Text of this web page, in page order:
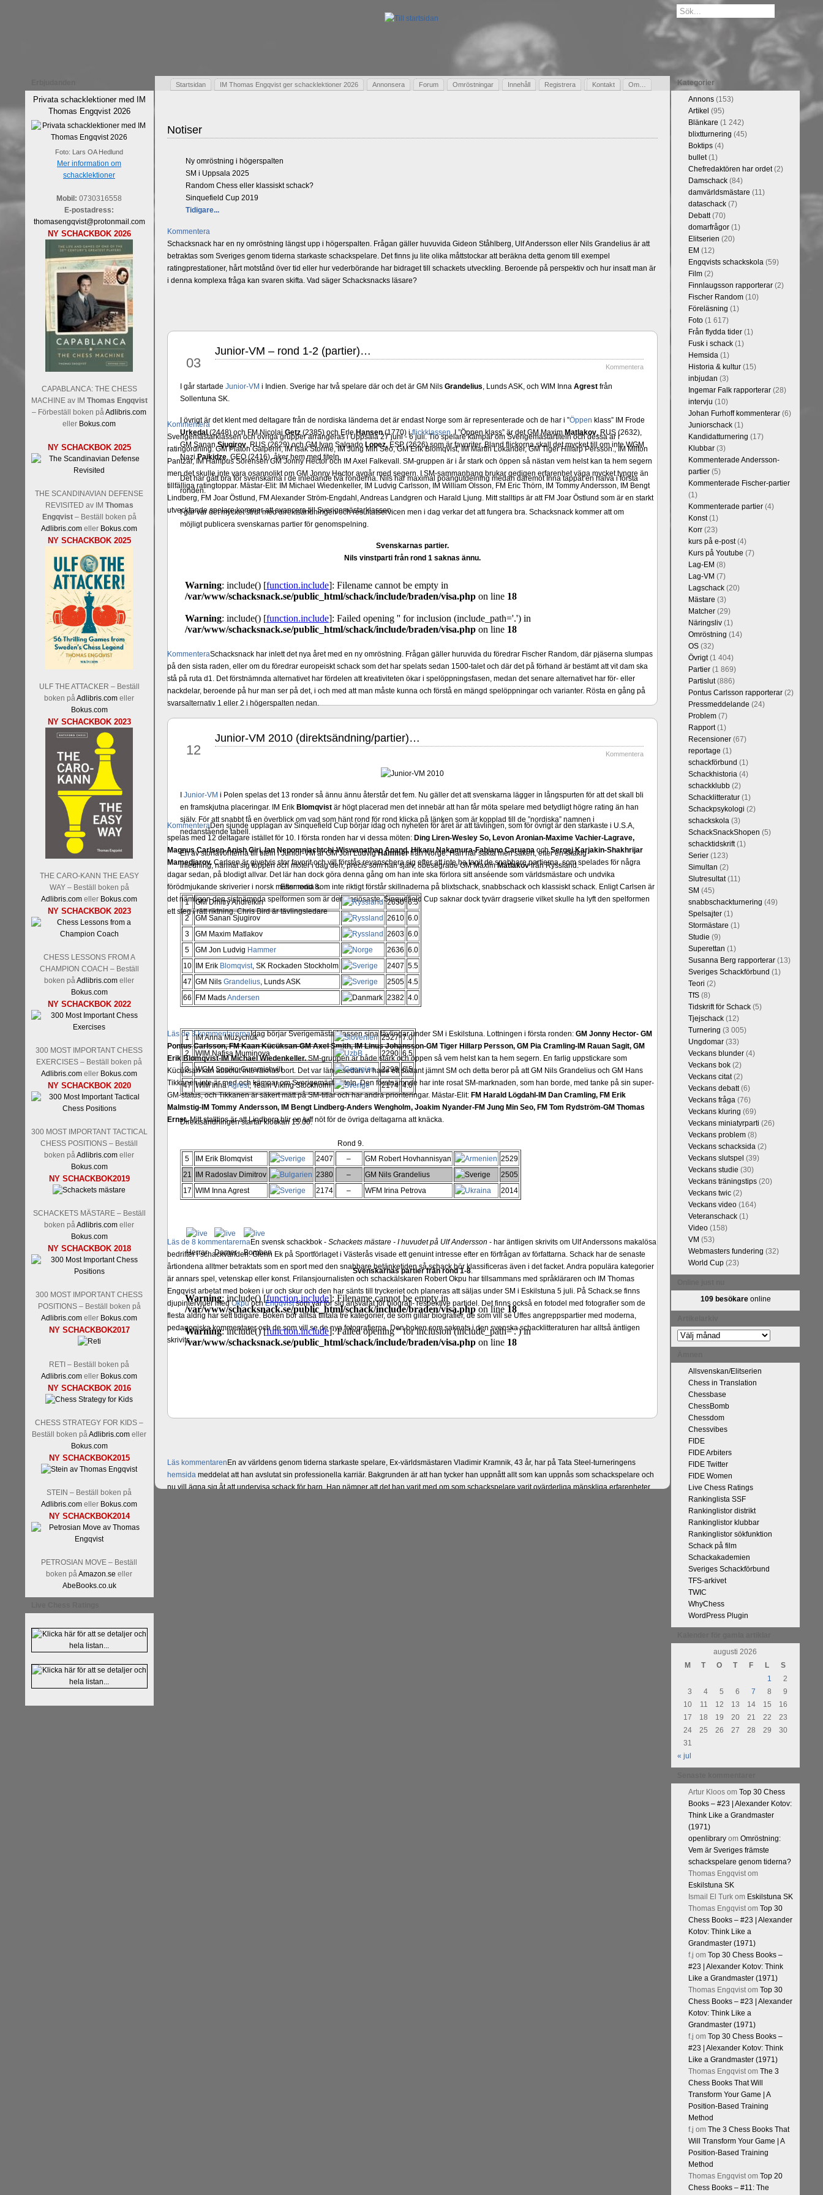
Privata schacklektioner med IM
Thomas Engqvist 2026
Foto: Lars OA Hedlund
Mer information om
schacklektioner
Mobil: 0730316558
E-postadress:
thomasengqvist@protonmail.com
NY SCHACKBOK 2026
CAPABLANCA: THE CHESS
MACHINE av IM Thomas Engqvist
– Förbeställ boken påAdlibris.com
eller Bokus.com
NY SCHACKBOK 2025
THE SCANDINAVIAN DEFENSE
REVISITED av IM Thomas
Engqvist– Beställ boken på
Adlibris.com eller Bokus.com
NY SCHACKBOK 2025
ULF THE ATTACKER – Beställ
boken påAdlibris.com eller
Bokus.com
NY SCHACKBOK 2023
THE CARO-KANN THE EASY
WAY – Beställ boken på
Adlibris.com eller Bokus.com
NY SCHACKBOK 2023
CHESS LESSONS FROM A
CHAMPION COACH – Beställ
boken påAdlibris.com eller
Bokus.com
NY SCHACKBOK 2022
300 MOST IMPORTANT CHESS
EXERCISES – Beställ boken på
Adlibris.com eller Bokus.com
NY SCHACKBOK 2020
300 MOST IMPORTANT TACTICAL
CHESS POSITIONS – Beställ
boken påAdlibris.com eller
Bokus.com
NY SCHACKBOK2019
SCHACKETS MÄSTARE – Beställ
boken påAdlibris.com eller
Bokus.com
NY SCHACKBOK 2018
300 MOST IMPORTANT CHESS
POSITIONS – Beställ boken på
Adlibris.com eller Bokus.com
NY SCHACKBOK2017
RETI – Beställ boken på
Adlibris.com eller Bokus.com
NY SCHACKBOK 2016
CHESS STRATEGY FOR KIDS –
Beställ boken påAdlibris.com eller
Bokus.com
NY SCHACKBOK2015
STEIN – Beställ boken på
Adlibris.com eller Bokus.com
NY SCHACKBOK2014
PETROSIAN MOVE – Beställ
boken påAmazon.se eller
AbeBooks.co.uk
Startsidan IM Thomas Engqvist ger schacklektioner 2026 Annonsera Forum Omröstningar Innehåll Registrera Kontakt Om…
Gästbok
Notiser
Ny omröstning i högerspalten
SM i Uppsala 2025
Random Chess eller klassiskt schack?
Sinquefield Cup 2019
Tidigare...
Kommentera
Schacksnack har en ny omröstning längst upp i högerspalten. Frågan gäller huvuvida Gideon Ståhlberg, Ulf Andersson eller Nils Grandelius är att
betraktas som Sveriges genom tiderna starkaste schackspelare. Det finns ju lite olika måttstockar att beräkna detta genom till exempel
ratingprestationer, hårt motstånd över tid eller hur vederbörande har bidraget till schackets utveckling. Beroende på perspektiv och hur insatt man är
i denna komplexa fråga kan svaren skifta. Vad säger Schacksnacks läsare?
Kommentera
Sverigemästarklassen och övriga grupper arrangeras i Uppsala 27 juni - 6 juli. Tio spelare kämpar om Sverigemästartiteln och dessa är i
ratingordning: GM Platon Galperin, IM Isak Storme, IM Jung Min Seo, GM Erik Blomqvist, IM Martin Lokander, GM Tiger Hillarp Persson., IM Milton
Pantzar, IM Hampus Sörensen GM Jonny Hector och IM Axel Falkevall. SM-gruppen är i år stark och öppen så nästan vem helst kan ta hem segern
men det skulle inte vara osannolikt om GM Jonny Hector avgår med segern. I SM-sammanhang brukar gedigen erfarenhet väga mycket tyngre än
tillfälliga ratingtoppar. Mästar-Elit: IM Michael Wiedenkeller, IM Ludvig Carlsson, IM William Olsson, FM Eric Thörn, IM Tommy Andersson, IM Bengt
Lindberg, FM Joar Östlund, FM Alexander Ström-Engdahl, Andreas Landgren och Harald Ljung. Mitt stalltips är att FM Joar Östlund som är en starkt
utvecklande spelare kommer att avancera till Sverigemästarklassen.
KommenteraSchacksnack har inlett det nya året med en ny omröstning. Frågan gäller huruvida du föredrar Fischer Random, där pjäserna slumpas
på den sista raden, eller om du föredrar europeiskt schack som det har spelats sedan 1500-talet och där det på förhand är bestämt att vit dam ska
stå på ruta d1. Det förstnämnda alternativet har fördelen att kreativiteten ökar i spelöppningsfasen, medan det senare alternativet har för- eller
nackdelar, beroende på hur man ser på det, i och med att man måste kunna och förstå en mängd spelöppningar och varianter. Rösta en gång på
svarsalternativ 1 eller 2 i högerspalten nedan.
KommenteraDen sjunde upplagan av Sinquefield Cup börjar idag och nyheten för året är att tävlingen, som för övrigt är den starkaste i U.S.A,
spelas med 12 deltagare istället för 10. I första ronden har vi dessa möten: Ding Liren-Wesley So, Levon Aronian-Maxime Vachier-Lagrave,
Magnus Carlsen-Anish Giri, Ian Nepomniachtchi-Wiswanathan Anand, Hikaru Nakamura-Fabiano CaruanaochSergej Karjakin-Shakhrijar
Mamedjarov. Carlsen är givetvis stor favorit och vill förstås revanschera sig efter att inte ha tagit de snabbare partierna, som spelades för några
dagar sedan, på blodigt allvar. Det lär han dock göra denna gång om han inte ska förlora sitt anséende som världsmästare och undvika
förödmjukande skriverier i norsk massmedia som inte riktigt förstår skillnaderna på blixtschack, snabbschack och klassiskt schack. Enligt Carlsen är
det nämligen den sistnämnda spelformen som är den seriösaste. Sinquefield Cup saknar dock tyvärr dragserie vilket skulle ha lyft den spelformen
ett steg i rätt riktning. Chris Bird är tävlingsledare
Läs de 3 kommentarernaIdag börjar Sverigemästarklassen sina tävlingar under SM i Eskilstuna. Lottningen i första ronden: GM Jonny Hector- GM
Pontus Carlsson, FM Kaan Kücüksan-GM Axel Smith, IM Linus Johansson-GM Tiger Hillarp Persson, GM Pia Cramling-IM Rauan Sagit, GM
Erik Blomqvist-IM Michael Wiedenkeller.SM-gruppen är både stark och öppen så vem helst kan ta hem segern. En farlig uppstickare som
Kücüksan kan absolut inte räknas bort. Det var längesedan vi hade ett sådant jämnt SM och detta beror på att GM Nils Grandelius och GM Hans
Tikkanen inte är med och kämpar om Sverigemästartiteln. Den förstnämnde har inte rosat SM-marknaden, som han borde, med tanke på sin super-
GM-status, och Tikkanen är säkert mätt på SM-titlar och har andra prioriteringar. Mästar-Elit: FM Harald Lögdahl-IM Dan Cramling, FM Erik
Malmstig-IM Tommy Andersson, IM Bengt Lindberg-Anders Wengholm, Joakim Nyander-FM Jung Min Seo, FM Tom Rydström-GM Thomas
Ernst.Mitt stalltips är att Lindberg blir en tuff nöt för de övriga deltagarna att knäcka.
Läs de 8 kommentarernaEn svensk schackbok - Schackets mästare - I huvudet på Ulf Andersson - har äntligen skrivits om Ulf Anderssons makalösa
bedrifter i schackvärlden. Glenn Ek på Sportförlaget i Västerås visade ett genuint intresse efter en förfrågan av författarna. Schack har de senaste
årtiondena alltmer betraktats som en sport med den snabbare betänketiden så schack bör klassificeras även i det facket. Andra populära kategorier
är annars spel, vetenskap eller konst. Frilansjournalisten och schackälskaren Robert Okpu har tillsammans med språkläraren och IM Thomas
Engqvist arbetat med boken i ur och skur och den har sänts till tryckeriet och planeras att säljas under SM i Eskilstuna 5 juli. På Schack.se finns
djupintervjuer medOkpuochEngqvistsom var för sig ansvarat för biografi- respektive partidel. Det finns också en fotodel med fotografier som de
flesta aldrig har sett tidigare. Boken bör alltså tilltala tre kategorier, de som gillar biografier, de som vill se Uffes angreppspartier med moderna,
pedagogiska kommentarer och de som vill se de nya fotografierna. Den boken som saknats i den svenska schacklitteraturen har alltså äntligen
skrivits....
Läs kommentaren En av världens genom tiderna starkaste spelare, Ex-världsmästaren Vladimir Kramnik, 43 år, har på Tata Steel-turneringens
hemsidameddelat att han avslutat sin professionella karriär. Bakgrunden är att han tycker han uppnått allt som kan uppnås som schackspelare och
nu vill ägna sig åt att undervisa schack för barn. Han nämner att det han varit med om som schackspelare varit ovärderliga mänskliga erfarenheter.
03
Junior-VM – rond 1-2 (partier)…
Kommentera
I går startade Junior-VM i Indien. Sverige har två spelare där och det är GM Nils Grandelius, Lunds ASK, och WIM Inna Agrestfrån
Sollentuna SK.
I övrigt är det klent med deltagare från de nordiska länderna det är endast Norge som är representerade och de har i ”Öppen klass” IM Frode
Urkedal (2448) och FM Nicolai Getz (2385) och Erle Hansen(1770) iflickklassen. I ”Öppen klass” är det GM Maxim Matlakov, RUS (2632),
GM SananSjugirov, RUS (2629) och GM Ivan Salgado Lopez,ESP (2626) som är favoriter. Bland flickorna skall det mycket till om inte WGM
NaziPaikidze, GEO (2416), åker hem med titeln.
Det har gått bra för svenskarna i de inledande två ronderna. Nils har maximal poängutdelning medan däremot Inna tappat en halva i första
ronden.
I går var det mycket strul med direktsändningen och resultatservicen men i dag verkar det att fungera bra. Schacksnack kommer att om
möjligt publicera svenskarnas partier för genomspelning.
Svenskarnas partier.
Nils vinstparti från rond 1 saknas ännu.
12
Junior-VM 2010 (direktsändning/partier)…
Kommentera
Junior-VM i Polen spelas det 13 ronder så ännu ännu återstår det fem. Nu gäller det att svenskarna lägger in långspurten för att det skall bli
en framskjutna placeringar. IM Erik Blomqvistär högt placerad men det innebär att han får möta spelare med betydligt högre rating än han
själv. För att snabbt få en överblick om vad som hänt rond för rond klicka på länken som är kopplad till de ”nordiska” namnen i
nedanstående tabell.
En av storfavoriterna till titeln i Junior-VM är GM Jon LudvigHammerfrån Norge. Han har sakta men säkert, efter en skakig
inledning, närmat sig toppen och möter i dag den, precis som han själv, obesegrade GM MaximMatlakovfrån Ryssland.
Efter rond 8.
1
GM Dmitry Andreikin 2650 6.5
2
GM Sanan Sjugirov 2610 6.0
3
GM Maxim Matlakov 2603 6.0
5
GM Jon Ludvig Hammer 2636 6.0
10
IM Erik Blomqvist, SK Rockaden Stockholm 2407 5.5
47 GM Nils Grandelius, Lunds ASK 2505 4.5
66
FM MadsAndersen 2382 4.0
1 IM Anna Muzychuk 2527 7.0
2
WIM Nafisa Muminova 2290 6.5
3
WGM Sopiko Guramishvill 2298 6.5
47 WIM InnaAgrest, Team Viking Stockholm 2174 4.0
Direktsändningen startar klockan 15.00.
Rond 9.
5
IM Erik Blomqvist 2407 – GM Robert Hovhannisyan
2529
21
IM Radoslav Dimitrov 2380 – GM Nils Grandelius
2505
17 WIM Inna Agrest 2174 – WFM Irina Petrova 2014
Herrar Damer Bomben
Svenskarnas partier från rond 1-8.
Kategorier
Annons(153)
Artikel (95)
Blänkare (1 242)
blixtturnering (45)
Boktips(4)
bullet(1)
Chefredaktören har ordet(2)
Damschack(84)
damvärldsmästare (11)
dataschack(7)
Debatt(70)
domarfrågor(1)
Elitserien (20)
EM (12)
Engqvists schackskola(59)
Film(2)
Finnlaugsson rapporterar(2)
Fischer Random(10)
Föreläsning (1)
Foto(1 617)
Från flydda tider(1)
Fusk i schack(1)
Hemsida(1)
Historia & kultur(15)
inbjudan (3)
Ingemar Falk rapporterar(28)
intervju (10)
Johan Furhoff kommenterar(6)
Juniorschack(1)
Kandidatturnering (17)
Klubbar(3)
Kommenterade Andersson-
partier(5)
Kommenterade Fischer-partier
(1)
Kommenterade partier(4)
Konst(1)
Korr(23)
kurs på e-post(4)
Kurs på Youtube (7)
Lag-EM (8)
Lag-VM (7)
Lagschack(20)
Mästare (3)
Matcher(29)
Näringsliv(1)
Omröstning (14)
OS(32)
Övrigt(1 404)
Partier(1 869)
Partislut(886)
Pontus Carlsson rapporterar(2)
Pressmeddelande (24)
Problem(7)
Rapport(1)
Recensioner(67)
reportage (1)
schackförbund (1)
Schackhistoria(4)
schackklubb(2)
Schacklitteratur(1)
Schackpsykologi (2)
schackskola(3)
SchackSnackShopen (5)
schacktidskrift(1)
Serier(123)
Simultan (2)
Slutresultat(11)
SM (45)
snabbschackturnering (49)
Spelsajter(1)
Stormästare (1)
Studie (9)
Superettan (1)
Susanna Berg rapporterar(13)
Sveriges Schackförbund (1)
Teori (2)
TfS(8)
Tidskrift för Schack(5)
Tjejschack(12)
Turnering (3 005)
Ungdomar(33)
Veckans blunder(4)
Veckans bok(2)
Veckans citat(2)
Veckans debatt(6)
Veckans fråga(76)
Veckans kluring (69)
Veckans miniatyrparti (26)
Veckans problem(8)
Veckans schacksida(2)
Veckans slutspel (39)
Veckans studie (30)
Veckans träningstips(20)
Veckans twic(2)
Veckans video(164)
Veteranschack(1)
Video(158)
VM (53)
Webmasters fundering (32)
World Cup(23)
109 besökareonline
Artikelarkiv
Allsvenskan/Elitserien
Chess in Translation
Chessbase
ChessBomb
Chessdom
Chessvibes
FIDE
FIDE Arbiters
FIDE Twitter
FIDE Women
Live Chess Ratings
Rankinglista SSF
Rankinglistor distrikt
Rankinglistor klubbar
Rankinglistor sökfunktion
Schack på film
Schackakademien
Sveriges Schackförbund
TFS-arkivet
TWIC
WhyChess
WordPress Plugin
augusti 2026
M
T O T F L
S
1
2
3
4 5 6 7 8
9
10
11 12 13 14 15
16
17
18 19 20 21 22
23
24
25 26 27 28 29
30
31
« jul
Artur Kloosom Top 30 Chess
Books – #23 | Alexander Kotov:
Think Like a Grandmaster
(1971)
openlibraryom Omröstning:
Vem är Sveriges främste
schackspelare genom tiderna?
Thomas Engqvistom
Eskilstuna SK
Ismail El Turkom Eskilstuna SK
Thomas Engqvistom Top 30
Chess Books – #23 | Alexander
Kotov: Think Like a
Grandmaster (1971)
f.j om Top 30 Chess Books –
#23 | Alexander Kotov: Think
Like a Grandmaster (1971)
Thomas Engqvistom Top 30
Chess Books – #23 | Alexander
Kotov: Think Like a
Grandmaster (1971)
f.j om Top 30 Chess Books –
#23 | Alexander Kotov: Think
Like a Grandmaster (1971)
Thomas Engqvistom The 3
Chess Books That Will
Transform Your Game | A
Position-Based Training
Method
f.j om The 3 Chess Books That
Will Transform Your Game | A
Position-Based Training
Method
Thomas Engqvistom Top 20
Chess Books – #11: The